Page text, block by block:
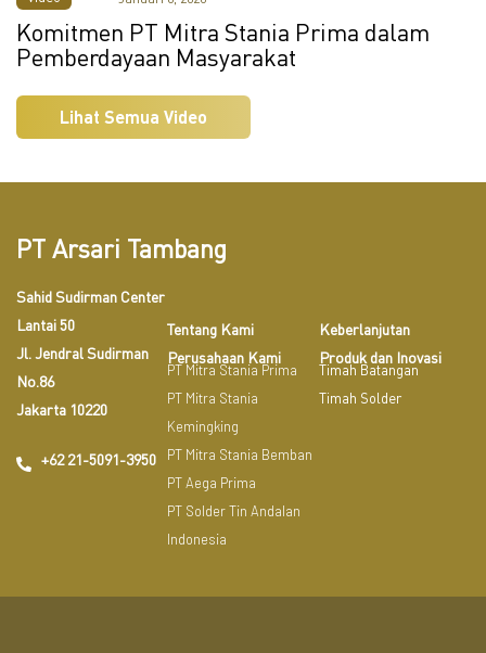
Komitmen PT Mitra Stania Prima dalam
Pemberdayaan Masyarakat
Lihat Semua Video
PT Arsari Tambang
Sahid Sudirman Center
Lantai 50
Jl. Jendral Sudirman
No.86
Jakarta 10220
+62 21-5091-3950
Tentang Kami
Perusahaan Kami
PT Mitra Stania Prima
PT Mitra Stania
Kemingking
PT Mitra Stania Bemban
PT Aega Prima
PT Solder Tin Andalan
Indonesia
Keberlanjutan
Produk dan Inovasi
Timah Batangan
Timah Solder